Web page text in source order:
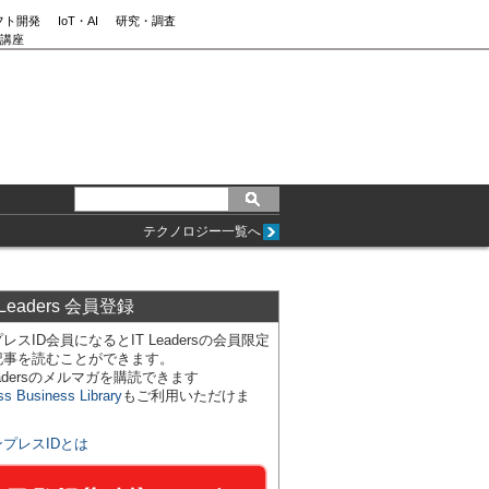
ト開発 IoT・AI
研究・調査
座
テクノロジー一覧へ
会員登録
スID会員になるとIT Leadersの会員限定
を読むことができます。
のメルマガを購読できます
Business Libraryもご利用いただけま
プレスIDとは